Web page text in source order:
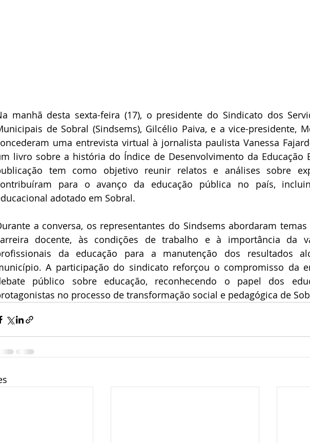
manhã desta sexta-feira (17), o presidente do Sindicato dos
de Sobral (Sindsems), Gilcélio Paiva, e a vice-presidente,
uma entrevista virtual à jornalista paulista Vanessa
livro sobre a história do Índice de Desenvolvimento da Educação
tem como objetivo reunir relatos e análises sobre
para o avanço da educação pública no país,
adotado em Sobral.
a conversa, os representantes do Sindsems abordaram
docente, às condições de trabalho e à importância da
da educação para a manutenção dos resultados
A participação do sindicato reforçou o compromisso da
público sobre educação, reconhecendo o papel dos
no processo de transformação social e pedagógica de